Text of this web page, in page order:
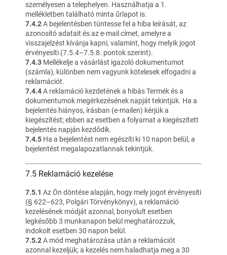
személyesen a telephelyen. Használhatja a 1.
mellékletben található minta űrlapot is.
7.4.2A bejelentésben tüntesse fel a hiba leírását, az
azonosító adatait és az e-mail címet, amelyre a
visszajelzést kívánja kapni, valamint, hogy melyik jogot
érvényesíti (7.5.4–7.5.8. pontok szerint).
7.4.3 Mellékelje a vásárlást igazoló dokumentumot
(számla), különben nem vagyunk kötelesek elfogadni a
reklamációt.
7.4.4A reklamáció kezdetének a hibás Termék és a
dokumentumok megérkezésének napját tekintjük. Ha a
bejelentés hiányos, írásban (e-mailen) kérjük a
kiegészítést; ebben az esetben a folyamat a kiegészített
bejelentés napján kezdődik.
7.4.5 Ha a bejelentést nem egészíti ki 10 napon belül, a
bejelentést megalapozatlannak tekintjük.
7.5 Reklamáció kezelése
7.5.1 Az Ön döntése alapján, hogy mely jogot érvényesíti
(§ 622–623, Polgári Törvénykönyv), a reklamáció
kezelésének módját azonnal, bonyolult esetben
legkésőbb 3 munkanapon belül meghatározzuk,
indokolt esetben 30 napon belül.
7.5.2A mód meghatározása után a reklamációt
azonnal kezeljük; a kezelés nem haladhatja meg a 30